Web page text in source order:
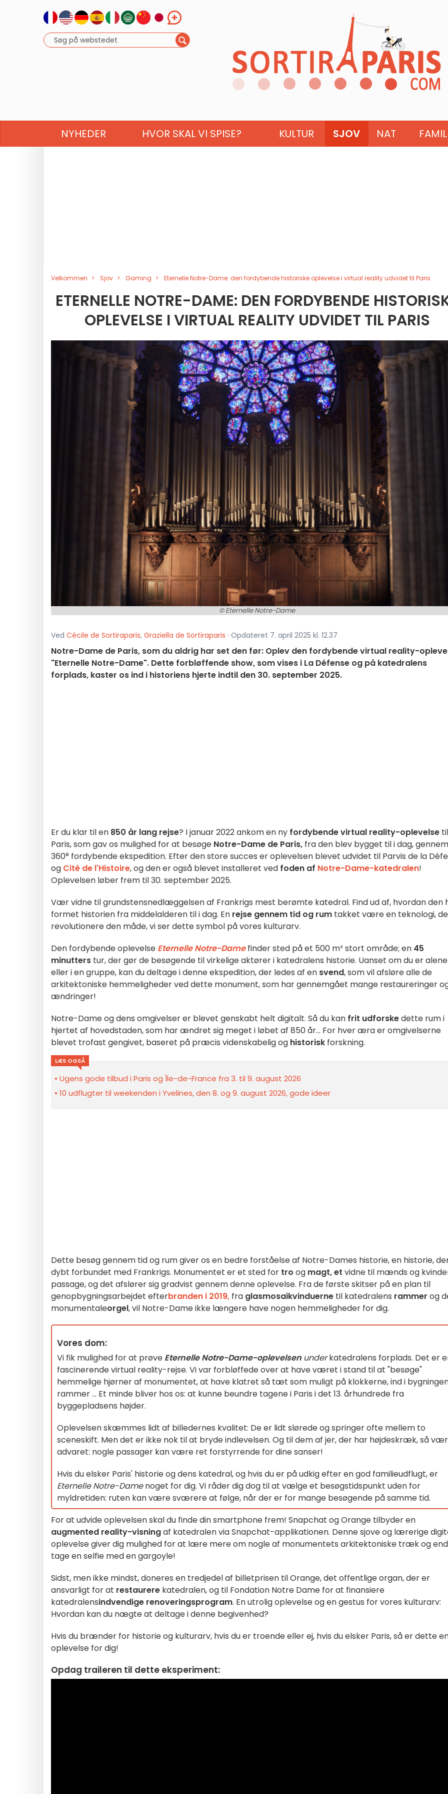
NYHEDER HVOR SKAL VI SPISE? KULTUR SJOV NAT
Velkommen Sjov Gaming Eternelle Notre-Dame: den fordybende historiske oplevelse i virtual reality udvidet til Paris
ETERNELLE NOTRE-DAME: DEN FORDYBENDE
OPLEVELSE I VIRTUAL REALITY UDVIDET TIL PARIS
© Eternelle Notre-Dame
Ved Cécile de Sortiraparis, Graziella de Sortiraparis · Opdateret 7. april 2025 kl. 12.37
Notre-Dame de Paris, som du aldrig har set den før: Oplev den fordybende virtual reality-
"Eternelle Notre-Dame". Dette forbløffende show, som vises i La Défense og på katedralens
forplads, kaster os ind i historiens hjerte indtil den 30. september 2025.
Er du klar til en 850 år lang rejse? I januar 2022 ankom en ny fordybende virtual reality-oplevelse til
Paris, som gav os mulighed for at besøge Notre-Dame de Paris, fra den blev bygget til i dag,
360° fordybende ekspedition. Efter den store succes er oplevelsen blevet udvidet til Parvis de la
og Cité de l'Histoire, og den er også blevet installeret ved foden af Notre-Dame-katedralen!
Oplevelsen løber frem til 30. september 2025.
Vær vidne til grundstensnedlæggelsen af Frankrigs mest berømte katedral. Find ud af, hvordan den
formet historien fra middelalderen til i dag. En rejse gennem tid og rum takket være en teknologi,
revolutionere den måde, vi ser dette symbol på vores kulturarv.
Den fordybende oplevelse Eternelle Notre-Damefinder sted på et 500 m² stort område; en 45
minutters tur, der gør de besøgende til virkelige aktører i katedralens historie. Uanset om du er alene
eller i en gruppe, kan du deltage i denne ekspedition, der ledes af en svend, som vil afsløre alle de
arkitektoniske hemmeligheder ved dette monument, som har gennemgået mange restaureringer
ændringer!
Notre-Dame og dens omgivelser er blevet genskabt helt digitalt. Så du kan frit udforskedette rum i
hjertet af hovedstaden, som har ændret sig meget i løbet af 850 år... For hver æra er omgivelserne
blevet trofast gengivet, baseret på præcis videnskabelig og historisk forskning.
LÆS OGSÅ
Ugens gode tilbud i Paris og Île-de-France fra 3. til 9. august 2026
10 udflugter til weekenden i Yvelines, den 8. og 9. august 2026, gode ideer
Dette besøg gennem tid og rum giver os en bedre forståelse af Notre-Dames historie, en historie,
dybt forbundet med Frankrigs. Monumentet er et sted for tro og magt, et vidne til mænds og
passage, og det afslører sig gradvist gennem denne oplevelse. Fra de første skitser på en plan til
genopbygningsarbejdet efterbranden i 2019, fra glasmosaikvinduerne til katedralens rammer og
monumentaleorgel, vil Notre-Dame ikke længere have nogen hemmeligheder for dig.
Vores dom:
Vi fik mulighed for at prøve Eternelle Notre-Dame-oplevelsen underkatedralens forplads. Det er
fascinerende virtual reality-rejse. Vi var forbløffede over at have været i stand til at "besøge"
hemmelige hjørner af monumentet, at have klatret så tæt som muligt på klokkerne, ind i
rammer ... Et minde bliver hos os: at kunne beundre tagene i Paris i det 13. århundrede fra
byggepladsens højder.
Oplevelsen skæmmes lidt af billedernes kvalitet: De er lidt slørede og springer ofte mellem to
sceneskift. Men det er ikke nok til at bryde indlevelsen. Og til dem af jer, der har højdeskræk, så vær
advaret: nogle passager kan være ret forstyrrende for dine sanser!
Hvis du elsker Paris' historie og dens katedral, og hvis du er på udkig efter en god familieudflugt, er
Eternelle Notre-Damenoget for dig. Vi råder dig dog til at vælge et besøgstidspunkt uden for
myldretiden: ruten kan være sværere at følge, når der er for mange besøgende på samme tid.
For at udvide oplevelsen skal du finde din smartphone frem! Snapchat og Orange tilbyder en
augmented reality-visningaf katedralen via Snapchat-applikationen. Denne sjove og lærerige
oplevelse giver dig mulighed for at lære mere om nogle af monumentets arkitektoniske træk og
tage en selfie med en gargoyle!
Sidst, men ikke mindst, doneres en tredjedel af billetprisen til Orange, det offentlige organ, der er
ansvarligt for at restaurere katedralen, og til Fondation Notre Dame for at finansiere
katedralensindvendige renoveringsprogram. En utrolig oplevelse og en gestus for vores kulturarv:
Hvordan kan du nægte at deltage i denne begivenhed?
Hvis du brænder for historie og kulturarv, hvis du er troende eller ej, hvis du elsker Paris, så er dette
oplevelse for dig!
Opdag traileren til dette eksperiment: